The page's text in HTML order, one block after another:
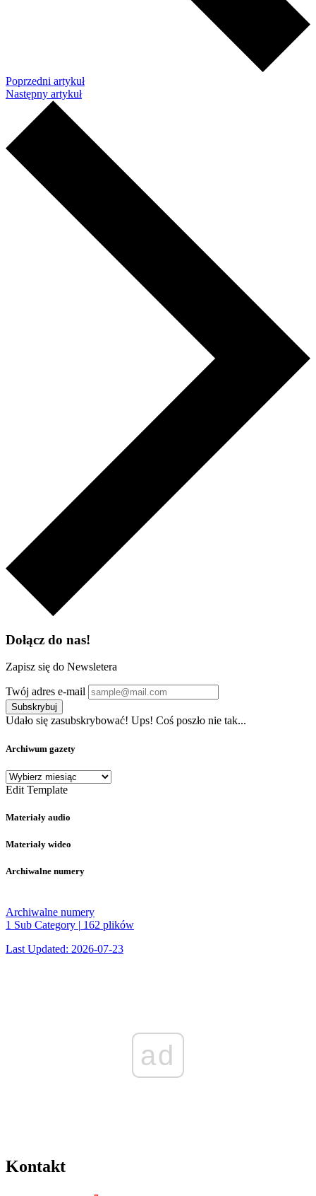
Poprzedni artykuł
Następny artykuł
Dołącz do nas!
Zapisz się do Newsletera
Twój adres e-mail
Subskrybuj
Udało się zasubskrybować! Ups! Coś poszło nie tak...
Archiwum gazety
Archiwum
gazety
Edit Template
Materiały audio
Materiały wideo
Archiwalne numery
Archiwalne numery
1 Sub Category | 162 plików
Last Updated: 2026-07-23
ad
Kontakt